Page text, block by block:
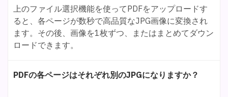
上のファイル選択機能を使ってPDFをアップロードす
ると、各ページが数秒で高品質なJPG画像に変換され
ます。その後、画像を1枚ずつ、またはまとめてダウン
ロードできます。
PDFの各ページはそれぞれ別のJPGになりますか？